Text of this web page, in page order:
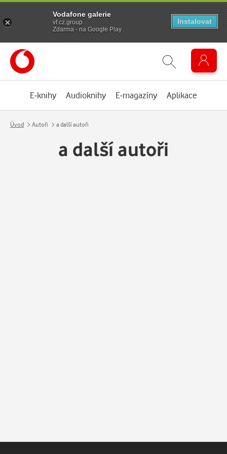
E-knihy Audioknihy E-magazíny Aplikace
Úvod Autoři a další autoři
a další autoři
Vodafone galerie
vf.cz.group
Zdarma - na Google Play
Instalovat